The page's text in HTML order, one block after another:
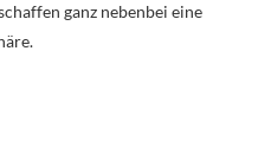
ganz nebenbei eine